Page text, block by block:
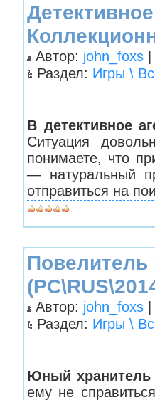
Автор: john_foxs |
Раздел: Игры \
В детективное
Ситуация
понимаете, что
— натуральный
отправиться на
Автор: john_foxs |
Раздел: Игры \
Юный хранитель
ему не